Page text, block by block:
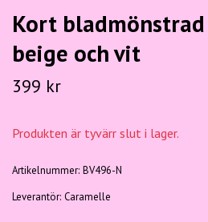
Kort
beige och vit
399 kr
Produkten är tyvärr slut i lager.
Artikelnummer: BV496-N
Leverantör: Caramelle